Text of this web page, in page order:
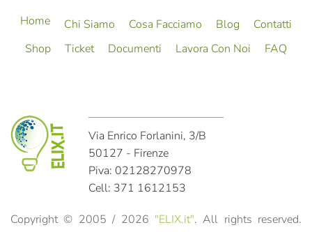
Home Chi Siamo Cosa Facciamo Blog
Contatti
Shop
Ticket Documenti Lavora Con Noi FAQ
Via Enrico Forlanini, 3/B
50127 - Firenze
Piva: 02128270978
Cell: 371 1612153
Copyright © 2005 / 2026 "ELIX.it". All rights reserved.